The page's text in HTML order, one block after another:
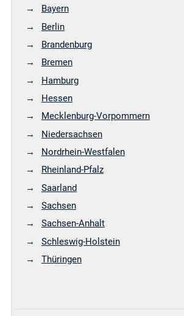
Bayern
Berlin
Brandenburg
Bremen
Hamburg
Hessen
Mecklenburg-Vorpommern
Niedersachsen
Nordrhein-Westfalen
Rheinland-Pfalz
Saarland
Sachsen
Sachsen-Anhalt
Schleswig-Holstein
Thüringen